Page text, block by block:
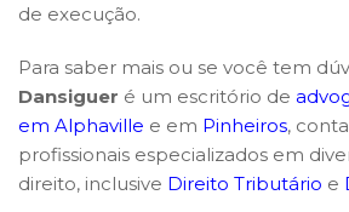
de execução.
Para saber mais ou se você tem
Dansiguer é um escritório de
em Alphaville e em Pinheiros,
profissionais especializados em
direito, inclusive Direito Tributário e